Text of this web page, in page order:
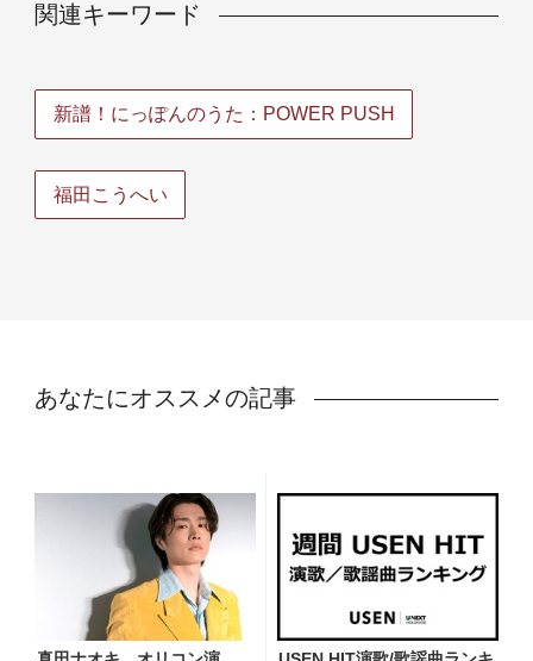
関連キーワード
新譜！にっぽんのうた：POWER PUSH
福田こうへい
あなたにオススメの記事